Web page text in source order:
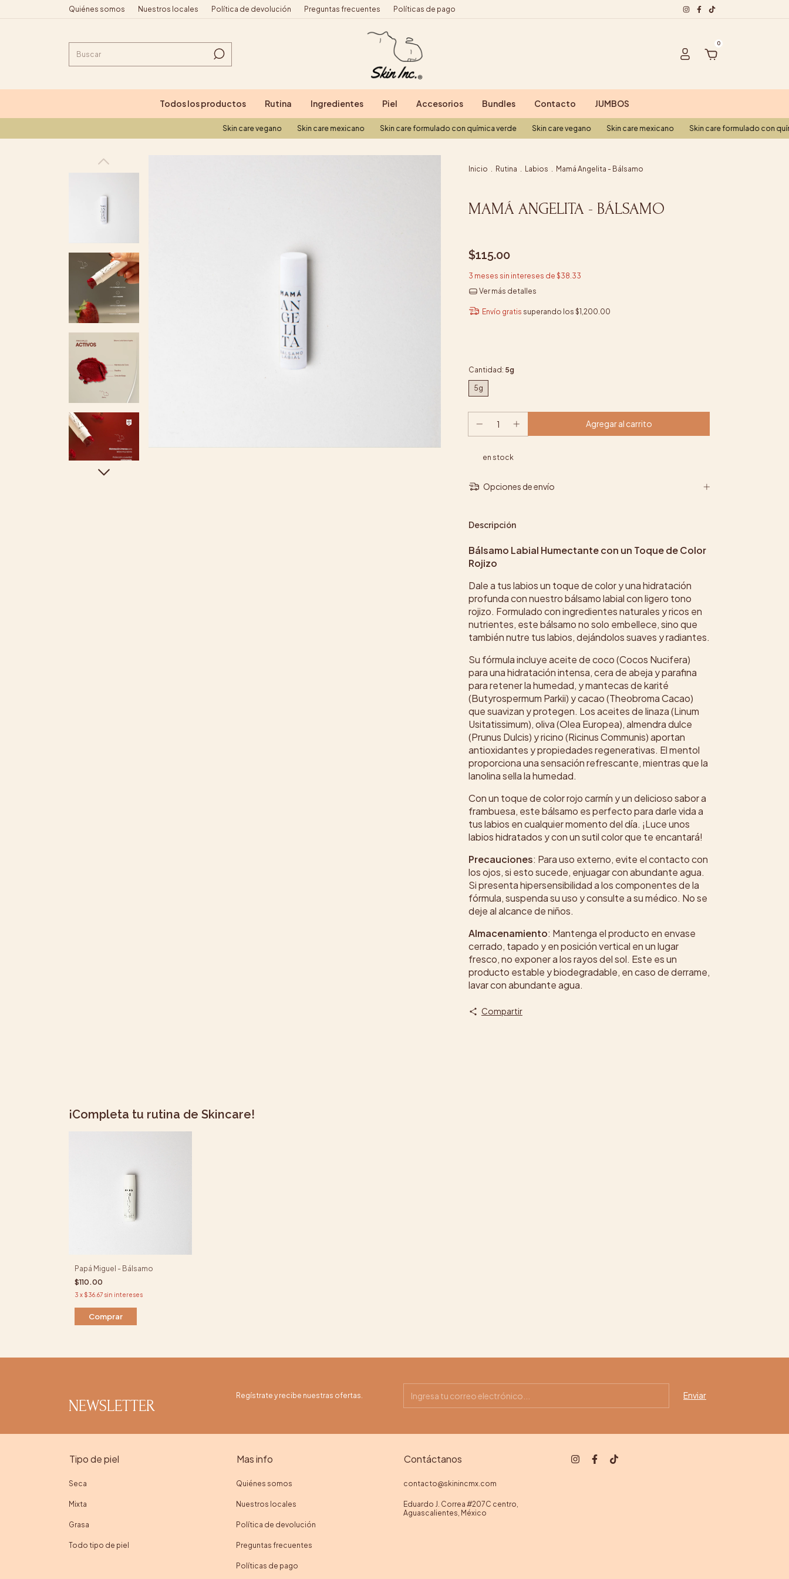
Quiénes somos Nuestros locales Política de devolución Preguntas frecuentes Políticas de pago
0
Todos los productos Rutina Ingredientes Piel Accesorios Bundles Contacto JUMBOS
Skin care vegano Skin care mexicano Skin care formulado con química verde Skin care vegano Skin care mexicano Skin care formulado con química verde
Inicio . Rutina . Labios . Mamá Angelita - Bálsamo
MAMÁ ANGELITA - BÁLSAMO
$115.00
3 meses sin intereses de $38.33
Ver más detalles
Envío gratis superando los $1,200.00
Cantidad: 5g
5g
en stock
Opciones de envío
Descripción
Bálsamo Labial Humectante con un Toque de Color
Rojizo
Dale a tus labios un toque de color y una hidratación
profunda con nuestro bálsamo labial con ligero tono
rojizo. Formulado con ingredientes naturales y ricos en
nutrientes, este bálsamo no solo embellece, sino que
también nutre tus labios, dejándolos suaves y radiantes.
Su fórmula incluye aceite de coco (Cocos Nucifera)
para una hidratación intensa, cera de abeja y parafina
para retener la humedad, y mantecas de karité
(Butyrospermum Parkii) y cacao (Theobroma Cacao)
que suavizan y protegen. Los aceites de linaza (Linum
Usitatissimum), oliva (Olea Europea), almendra dulce
(Prunus Dulcis) y ricino (Ricinus Communis) aportan
antioxidantes y propiedades regenerativas. El mentol
proporciona una sensación refrescante, mientras que la
lanolina sella la humedad.
Con un toque de color rojo carmín y un delicioso sabor a
frambuesa, este bálsamo es perfecto para darle vida a
tus labios en cualquier momento del día. ¡Luce unos
labios hidratados y con un sutil color que te encantará!
Precauciones: Para uso externo, evite el contacto con
los ojos, si esto sucede, enjuagar con abundante agua.
Si presenta hipersensibilidad a los componentes de la
fórmula, suspenda su uso y consulte a su médico. No se
deje al alcance de niños.
Almacenamiento: Mantenga el producto en envase
cerrado, tapado y en posición vertical en un lugar
fresco, no exponer a los rayos del sol. Este es un
producto estable y biodegradable, en caso de derrame,
lavar con abundante agua.
Compartir
¡Completa tu rutina de Skincare!
Papá Miguel - Bálsamo
$110.00
3 x $36.67 sin intereses
Comprar
NEWSLETTER
Regístrate y recibe nuestras ofertas.
Tipo de piel
Seca
Mixta
Grasa
Todo tipo de piel
Mas info
Quiénes somos
Nuestros locales
Política de devolución
Preguntas frecuentes
Políticas de pago
Contáctanos
contacto@skinincmx.com
Eduardo J. Correa #207C centro,
Aguascalientes, México